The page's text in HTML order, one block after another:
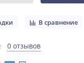
В сравнение
0 отзывов